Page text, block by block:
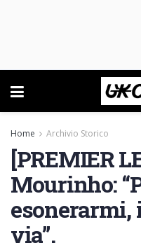
Home Archivio Storico
[PREMIER
Mourinho:
esonerarmi,
via”.